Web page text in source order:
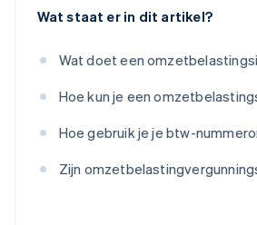
Wat staat er in dit artikel?
Wat doet een
Hoe kun je een
Hoe gebruik je je btw-
Zijn